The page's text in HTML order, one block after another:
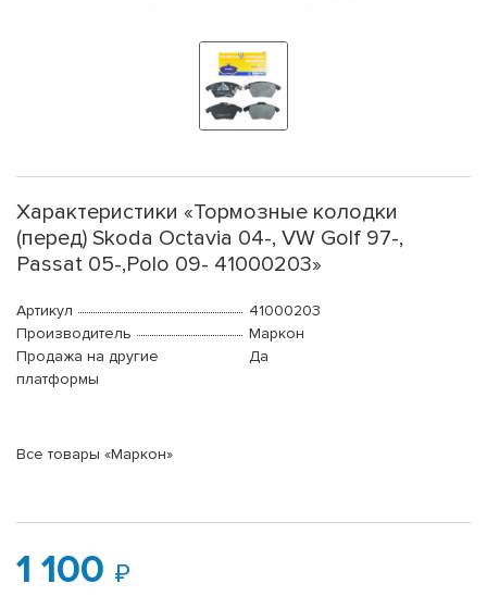
Характеристики «Тормозные колодки
(перед) Skoda Octavia 04-, VW Golf 97-,
Passat 05-,Polo 09- 41000203»
Артикул
41000203
Производитель
Маркон
Продажа на другие
платформы
Да
Все товары «Маркон»
1 100